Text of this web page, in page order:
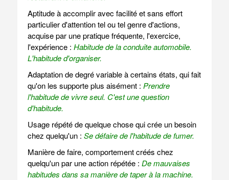
Aptitude à accomplir avec facilité et sans effort
particulier d'attention tel ou tel genre d'actions,
acquise par une pratique fréquente, l'exercice,
l'expérience : Habitude de la conduite automobile.
L'habitude d'organiser.
Adaptation de degré variable à certains états, qui fait
qu'on les supporte plus aisément : Prendre
l'habitude de vivre seul. C'est une question
d'habitude.
Usage répété de quelque chose qui crée un besoin
chez quelqu'un : Se défaire de l'habitude de fumer.
Manière de faire, comportement créés chez
quelqu'un par une action répétée : De mauvaises
habitudes dans sa manière de taper à la machine.